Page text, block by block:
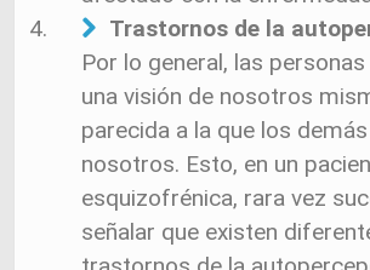
Trastornos de la
Por lo general, las
una visión de nosotros
parecida a la que los
nosotros. Esto, en un
esquizofrénica, rara vez
señalar que existen